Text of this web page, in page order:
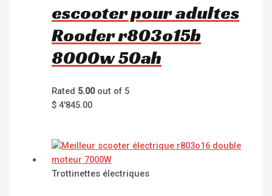
escooter pour adultes
Rooder r803o15b
8000w 50ah
Rated 5.00out of 5
$ 4'845.00
Trottinettes électriques